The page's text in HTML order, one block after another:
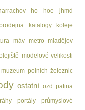
ho hoe jhmd
katalogy koleje
máv metro mladějov
modelové velikosti
muzeum polních železnic
ostatní ozd patina
portály průmyslové